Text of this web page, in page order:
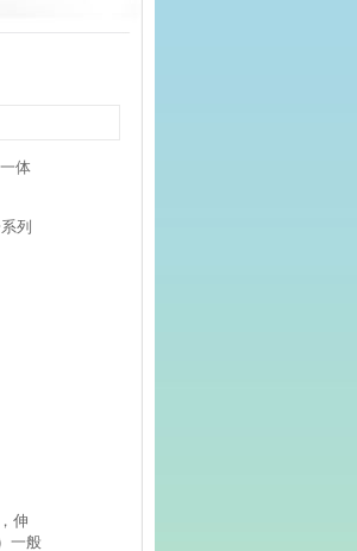
体
列
伸
一般